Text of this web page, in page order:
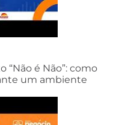
“Não é Não”: como
um ambiente